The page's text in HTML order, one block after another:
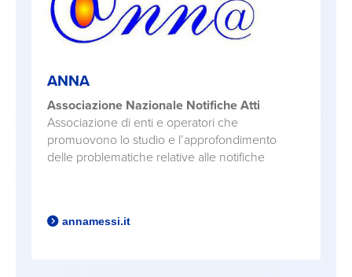
ANNA
Associazione Nazionale Notifiche Atti
Associazione di enti e operatori che
promuovono lo studio e l’approfondimento
delle problematiche relative alle notifiche
annamessi.it